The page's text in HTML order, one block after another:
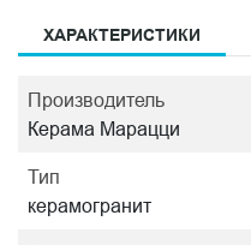
ХАРАКТЕРИСТИКИ
Производитель
Керама Марацци
Тип
керамогранит